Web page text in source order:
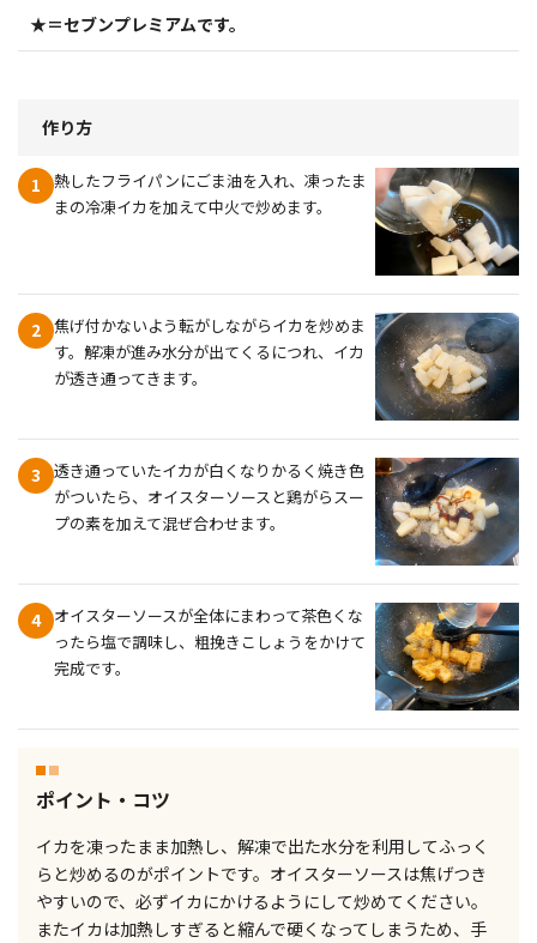
★＝セブンプレミアムです。
作り方
1
熱したフライパンにごま油を入れ、凍ったま
まの冷凍イカを加えて中火で炒めます。
2 焦げ付かないよう転がしながらイカを炒めま
す。解凍が進み水分が出てくるにつれ、イカ
が透き通ってきます。
3
透き通っていたイカが白くなりかるく焼き色
がついたら、オイスターソースと鶏がらスー
プの素を加えて混ぜ合わせます。
4
オイスターソースが全体にまわって茶色くな
ったら塩で調味し、粗挽きこしょうをかけて
完成です。
ポイント・コツ
イカを凍ったまま加熱し、解凍で出た水分を利用してふっく
らと炒めるのがポイントです。オイスターソースは焦げつき
やすいので、必ずイカにかけるようにして炒めてください。
またイカは加熱しすぎると縮んで硬くなってしまうため、手